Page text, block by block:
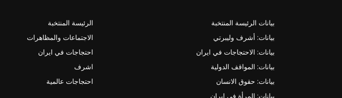
الرئيسة المنتخبة
الاجتماعات والمظاهرات
احتجاجات في ايران
اشرف
احتجاجات عالمية
بيانات الرئيسة المنتخبة
بيانات: أشرف وليبرتي
بيانات: الاحتجاجات في ايران
بيانات: المواقف الدولية
بيانات: حقوق الانسان
بيانات: المرأة في ايران